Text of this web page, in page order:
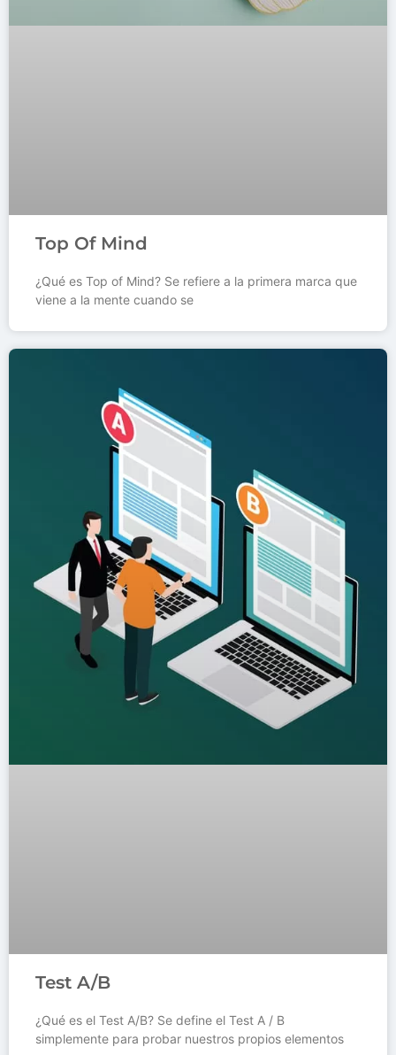
Top Of Mind
¿Qué es Top of Mind? Se refiere a la primera marca que
viene a la mente cuando se
Test A/B
¿Qué es el Test A/B? Se define el Test A / B
simplemente para probar nuestros propios elementos